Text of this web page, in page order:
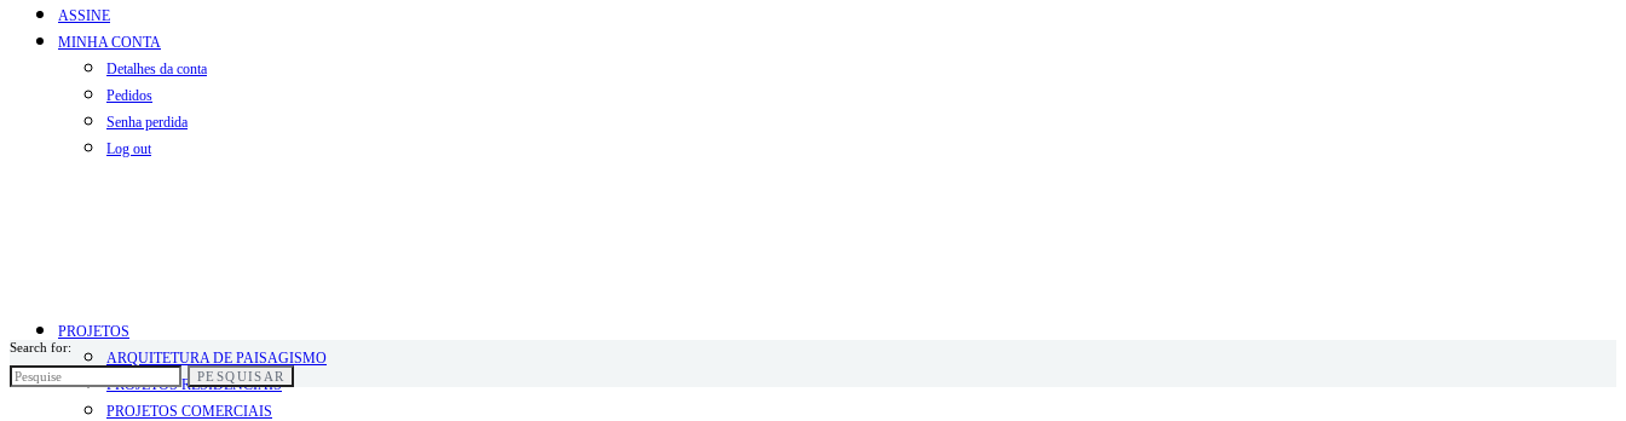
ASSINE
MINHA CONTA
Detalhes da conta
Pedidos
Senha perdida
Log out
PROJETOS
ARQUITETURA DE PAISAGISMO
PROJETOS RESIDENCIAIS
PROJETOS COMERCIAIS
Search for:
PESQUISAR